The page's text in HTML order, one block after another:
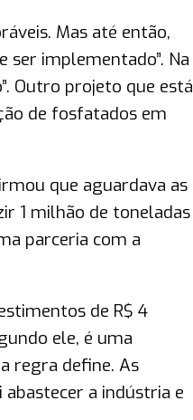
Mas até então,
ser implementado”. Na
Outro projeto que está
de fosfatados em
que aguardava as
1 milhão de toneladas
parceria com a
de R$ 4
ele, é uma
regra define. As
a indústria e